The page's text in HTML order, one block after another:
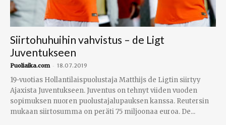
Siirtohuhuihin vahvistus – de Ligt
Juventukseen
Puoliaika.com - 18.07.2019
19-vuotias Hollantilaispuolustaja Matthijs de Ligtin siirtyy
Ajaxista Juventukseen. Juventus on tehnyt viiden vuoden
sopimuksen nuoren puolustajalupauksen kanssa. Reutersin
mukaan siirtosumma on peräti 75 miljoonaa euroa. De...